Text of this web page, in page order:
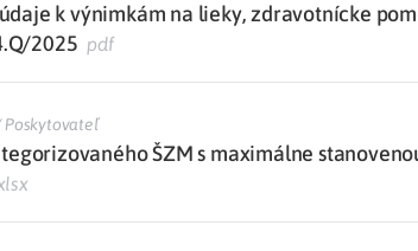
k výnimkám na lieky, zdravotnícke
2025 pdf
Poskytovateľ
ŠZM s maximálne